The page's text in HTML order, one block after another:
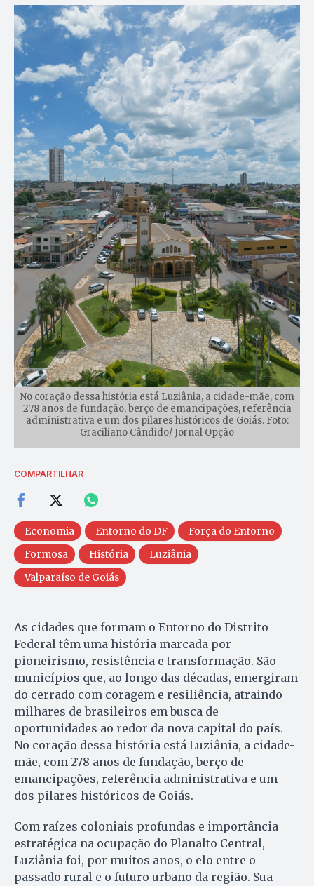
No coração dessa história está Luziânia, a cidade-mãe, com
278 anos de fundação, berço de emancipações, referência
administrativa e um dos pilares históricos de Goiás. Foto:
Graciliano Cândido/ Jornal Opção
COMPARTILHAR
Economia Entorno do DF
Força do Entorno
Formosa
História
Luziânia
Valparaíso de Goiás
As cidades que formam o Entorno do Distrito
Federal têm uma história marcada por
pioneirismo, resistência e transformação. São
municípios que, ao longo das décadas, emergiram
do cerrado com coragem e resiliência, atraindo
milhares de brasileiros em busca de
oportunidades ao redor da nova capital do país.
No coração dessa história está Luziânia, a cidade-
mãe, com 278 anos de fundação, berço de
emancipações, referência administrativa e um
dos pilares históricos de Goiás.
Com raízes coloniais profundas e importância
estratégica na ocupação do Planalto Central,
Luziânia foi, por muitos anos, o elo entre o
passado rural e o futuro urbano da região. Sua